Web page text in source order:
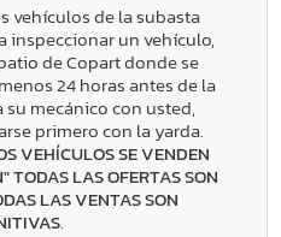
vehículos de la subasta
inspeccionar un vehículo,
de Copart donde se
24 horas antes de la
mecánico con usted,
primero con la yarda.
VEHÍCULOS SE VENDEN
TODAS LAS OFERTAS SON
LAS VENTAS SON
.